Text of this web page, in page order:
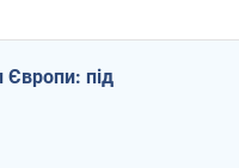
Європи: під